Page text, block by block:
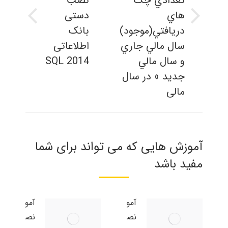
پست
دستی
بانک
اطلاعاتی
SQL 2014
نوشته
بعدی:
هاي
دريافتي(موجود)
سال مالي جاري
و سال مالي
جديد » در سال
مالی
آموزش هایی که می تواند برای شما
مفید باشد
آموزش
نصب
آموزش
نصب